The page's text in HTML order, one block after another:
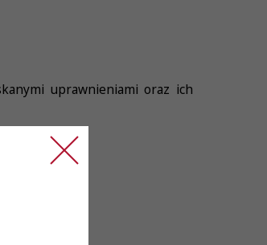
uprawnieniami oraz ich